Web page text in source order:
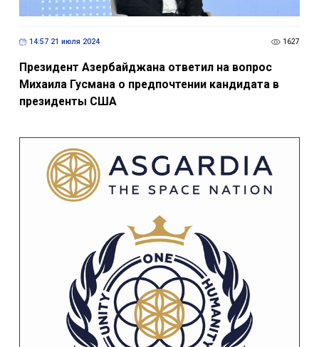
14:57 21 июля 2024 1627
Президент Азербайджана ответил на вопрос
Михаила Гусмана о предпочтении кандидата в
президенты США